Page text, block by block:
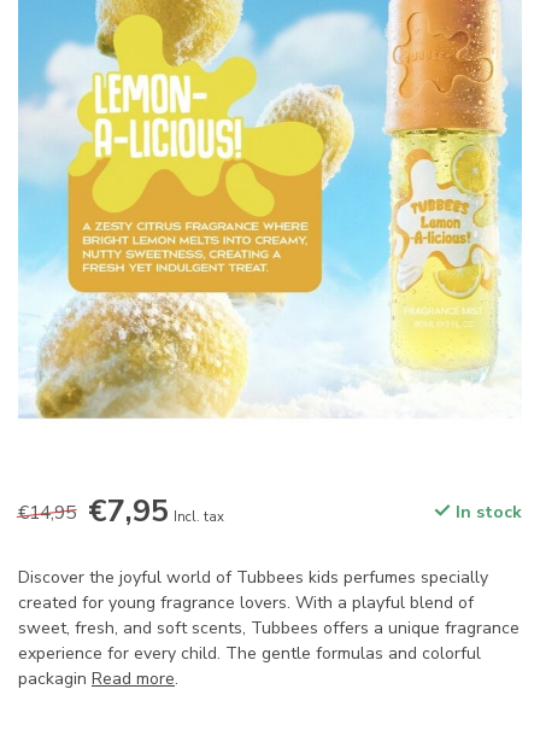
€14,95 €7,95 Incl. tax In stock
Discover the joyful world of Tubbees kids perfumes specially
created for young fragrance lovers. With a playful blend of
sweet, fresh, and soft scents, Tubbees offers a unique fragrance
experience for every child. The gentle formulas and colorful
packagin Read more.